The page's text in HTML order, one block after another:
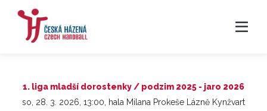
1. liga mladší dorostenky / podzim 2025 - jaro 2026
so, 28. 3. 2026, 13:00, hala Milana Prokeše Lázně Kynžvart